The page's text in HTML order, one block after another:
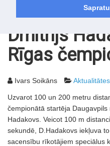
Sapratu
Dmitrijs
Rīgas
Ivars Soikāns Aktualitātes
Uzvarot 100 un 200 metru
čempionātā startēja
Hadakovs. Veicot 100 m
sekundē, D.Hadakovs iekļuva
sacensību rīkotājiem speciālus